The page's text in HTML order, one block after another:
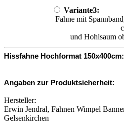
Variante3:
Fahne mit
und Hohlsaum
Hissfahne Hochformat 150x400cm:
Angaben zur Produktsicherheit:
Hersteller:
Erwin Jendral, Fahnen Wimpel
Gelsenkirchen